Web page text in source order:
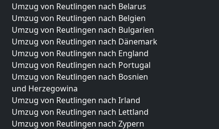
Umzug von Reutlingen nach Belarus
Umzug von Reutlingen nach Belgien
Umzug von Reutlingen nach Bulgarien
Umzug von Reutlingen nach Dänemark
Umzug von Reutlingen nach England
Umzug von Reutlingen nach Portugal
Umzug von Reutlingen nach Bosnien
und Herzegowina
Umzug von Reutlingen nach Irland
Umzug von Reutlingen nach Lettland
Umzug von Reutlingen nach Zypern